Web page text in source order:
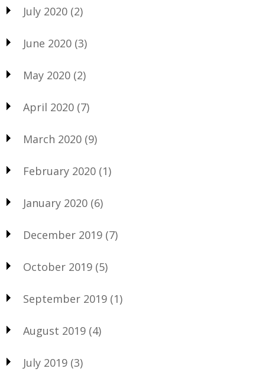
July 2020 (2)
June 2020 (3)
May 2020 (2)
April 2020 (7)
March 2020 (9)
February 2020 (1)
January 2020 (6)
December 2019 (7)
October 2019 (5)
September 2019 (1)
August 2019 (4)
July 2019 (3)